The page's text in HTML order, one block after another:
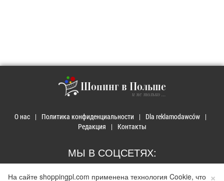
Шопинг в Польше
и не только ...
О нас Политика конфиденциальности
Dla reklamodawców
Редакция
Контакты
МЫ В СОЦСЕТЯХ:
×
На сайте shoppingpl.com применена технология Cookie, что